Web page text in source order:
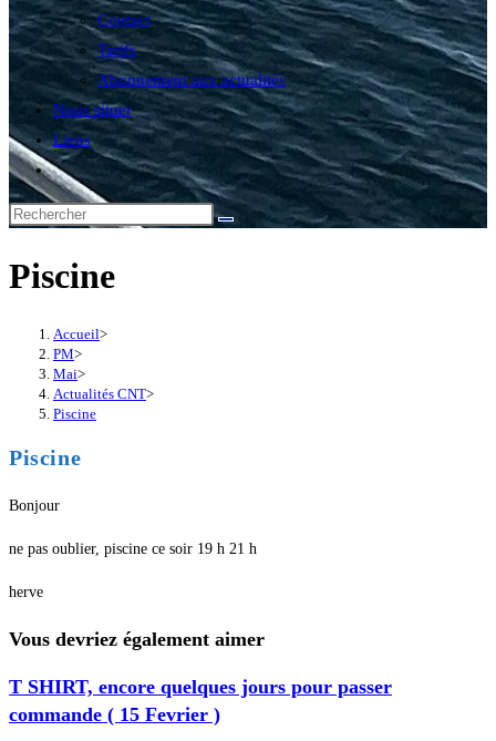
Contact
Tarifs
Abonnement aux actualités
Nous situer
Liens
Toggle
website
search
Piscine
Accueil>
PM>
Mai>
Actualités CNT>
Piscine
Piscine
Bonjour
ne pas oublier, piscine ce soir 19 h 21 h
herve
Vous devriez également aimer
T SHIRT, encore quelques jours pour passer
commande ( 15 Fevrier )